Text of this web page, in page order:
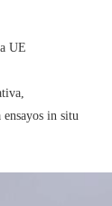
UE
ensayos in situ